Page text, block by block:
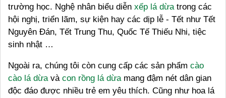
trường học. Nghệ nhân biểu diễn xếp lá dừatrong các
hội nghị, triển lãm, sự kiện hay các dịp lễ - Tết như Tết
Nguyên Đán, Tết Trung Thu, Quốc Tế Thiếu Nhi, tiệc
sinh nhật …
Ngoài ra, chúng tôi còn cung cấp các sản phẩm cào
cào lá dừavà con rồng lá dừamang đậm nét dân gian
độc đáo được nhiều trẻ em yêu thích. Cũng như hoa lá